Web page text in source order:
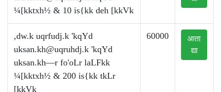
¼[kktxh½ & 10 is{kk deh [kkVk
,dw.k uqrfudj.k 'kqYd
uksan.kh@uqruhdj.k 'kqYd
uksan.kh—r fo'oLr laLFkk
¼[kktxh½ & 200 is{kk tkLr
[kkVk
60000
आता
द्या